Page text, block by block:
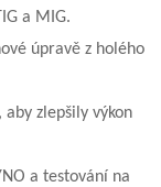
a MIG.
úpravě z holého
aby zlepšily výkon
a testování na